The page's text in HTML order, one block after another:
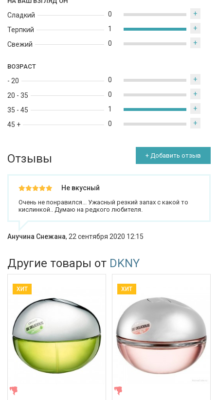
Сладкий
Терпкий
Свежий
0 +
1 +
0 +
ВОЗРАСТ
- 20
20 - 35
35 - 45
45 +
0 +
0 +
1 +
0 +
Отзывы + Добавить отзыв
Не вкусный
Очень не понравился... Ужасный резкий запах с какой то
кислинкой.. Думаю на редкого любителя.
Анучина Снежана, 22 сентября 2020 12:15
Другие товары от DKNY
ХИТ ХИТ